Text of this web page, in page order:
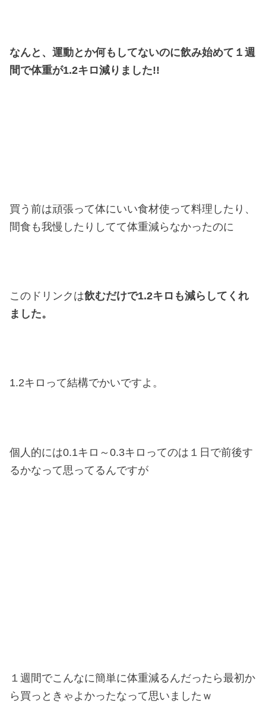
なんと、運動とか何もしてないのに飲み始めて１週
間で体重が1.2キロ減りました!!
買う前は頑張って体にいい食材使って料理したり、
間食も我慢したりしてて体重減らなかったのに
このドリンクは飲むだけで1.2キロも減らしてくれ
ました。
1.2キロって結構でかいですよ。
個人的には0.1キロ～0.3キロってのは１日で前後す
るかなって思ってるんですが
１週間でこんなに簡単に体重減るんだったら最初か
ら買っときゃよかったなって思いましたｗ